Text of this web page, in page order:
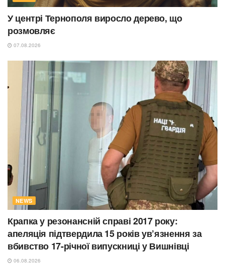
У центрі Тернополя виросло дерево, що
розмовляє
07.08.2026
NEWS
Крапка у резонансній справі 2017 року:
апеляція підтвердила 15 років ув’язнення за
вбивство 17-річної випускниці у Вишнівці
06.08.2026